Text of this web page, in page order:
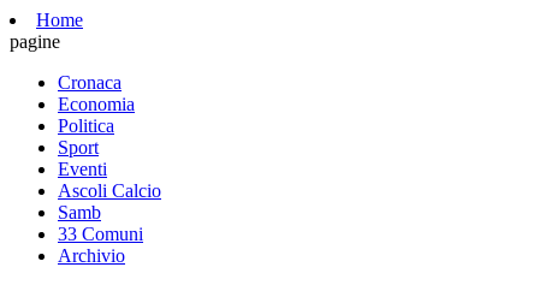
Home
pagine
Cronaca
Economia
Politica
Sport
Eventi
Ascoli Calcio
Samb
33 Comuni
Archivio